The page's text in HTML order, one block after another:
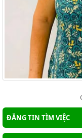
ĐĂNG TIN TÌM VIỆC